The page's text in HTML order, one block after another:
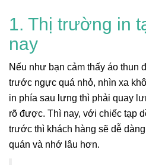
1. Thị trường in
nay
Nếu như bạn cảm thấy áo thun
trước ngực quá nhỏ, nhìn xa
in phía sau lưng thì phải quay
rõ được. Thì nay, với chiếc tạp
trước thì khách hàng sẽ dễ
quán và nhớ lâu hơn.